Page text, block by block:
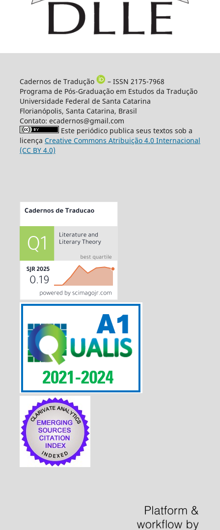
Cadernos de Tradução
– ISSN 2175-7968
Programa de Pós-Graduação em Estudos da Tradução
Universidade Federal de Santa Catarina
Florianópolis, Santa Catarina, Brasil
Contato: ecadernos@gmail.com
Este periódico publica seus textos sob a
licença Creative Commons Atribuição 4.0 Internacional
(CC BY 4.0)